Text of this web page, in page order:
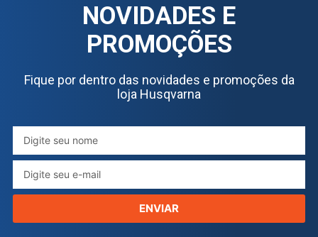
NOVIDADES E
PROMOÇÕES
Fique por dentro das novidades e promoções da
loja Husqvarna
ENVIAR